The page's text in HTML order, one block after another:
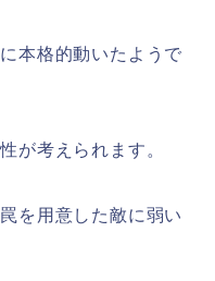
本格的動いたようで
が考えられます。
を用意した敵に弱い